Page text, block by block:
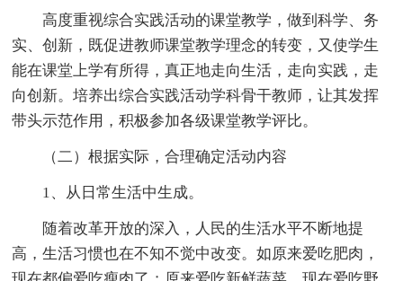
高度重视综合实践活动的课堂教学，做到科学、务
实、创新，既促进教师课堂教学理念的转变，又使学生
能在课堂上学有所得，真正地走向生活，走向实践，走
向创新。培养出综合实践活动学科骨干教师，让其发挥
带头示范作用，积极参加各级课堂教学评比。
（二）根据实际，合理确定活动内容
1、从日常生活中生成。
随着改革开放的深入，人民的生活水平不断地提
高，生活习惯也在不知不觉中改变。如原来爱吃肥肉，